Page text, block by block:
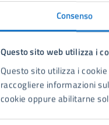
Consenso
Questo sito web utilizza i
Questo sito utilizza i
raccogliere informazioni
cookie oppure abilitarne